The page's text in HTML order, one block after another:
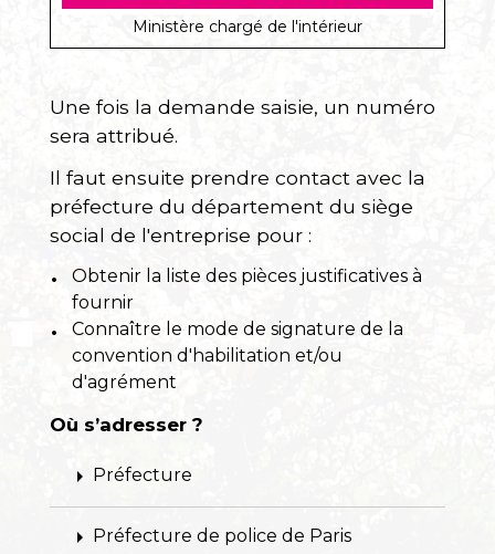
Ministère chargé de l'intérieur
Une fois la demande saisie, un numéro
sera attribué.
Il faut ensuite prendre contact avec la
préfecture du département du siège
social de l'entreprise pour :
Obtenir la liste des pièces justificatives à
fournir
Connaître le mode de signature de la
convention d'habilitation et/ou
d'agrément
Où s’adresser ?
arrow_right Préfecture
arrow_right Préfecture de police de Paris